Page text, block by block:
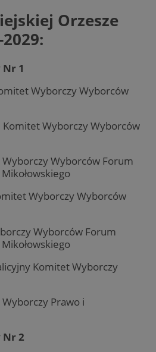
Orzesze
1
Wyborczy Wyborców
Komitet Wyborczy Wyborców
Wyborców Forum
Wyborczy Wyborców
Wyborców Forum
Komitet Wyborczy
Prawo i
2